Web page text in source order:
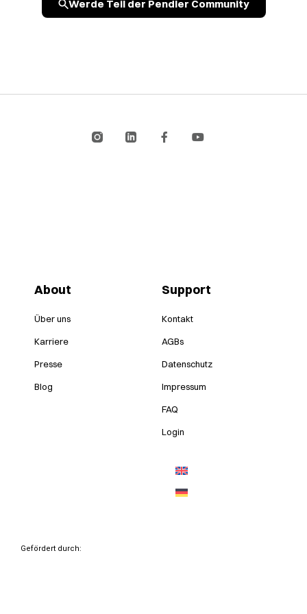
Werde Teil der Pendler Community
About
Über uns
Karriere
Presse
Blog
Support
Kontakt
AGBs
Datenschutz
Impressum
FAQ
Login
Gefördert durch: